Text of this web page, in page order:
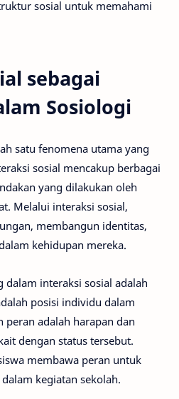
sosial untuk memahami
sebagai
Sosiologi
satu fenomena utama yang
sosial mencakup berbagai
yang dilakukan oleh
Melalui interaksi sosial,
membangun identitas,
kehidupan mereka.
dalam interaksi sosial adalah
posisi individu dalam
peran adalah harapan dan
dengan status tersebut.
membawa peran untuk
kegiatan sekolah.